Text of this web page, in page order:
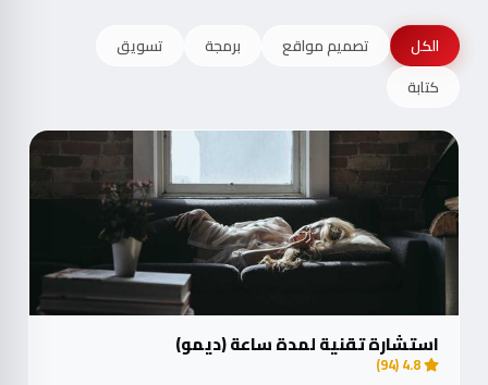
الكل تصميم مواقع برمجة
تسويق
كتابة
استشارة تقنية لمدة ساعة (ديمو)
4.8 (94)